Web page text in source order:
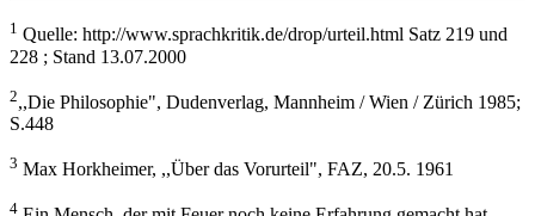
1 Quelle: http://www.sprachkritik.de/drop/urteil.html Satz 219 und
228 ; Stand 13.07.2000
2,,Die Philosophie", Dudenverlag, Mannheim / Wien / Zürich 1985;
S.448
3 Max Horkheimer, ,,Über das Vorurteil", FAZ, 20.5. 1961
4